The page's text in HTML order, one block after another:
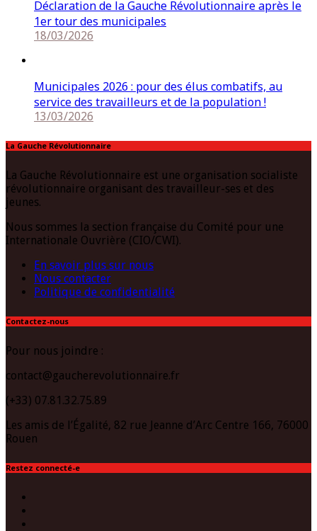
Déclaration de la Gauche Révolutionnaire après le
1er tour des municipales
18/03/2026
Municipales 2026 : pour des élus combatifs, au
service des travailleurs et de la population !
13/03/2026
La Gauche Révolutionnaire
La Gauche Révolutionnaire est une organisation socialiste
révolutionnaire organisant des travailleur-ses et des
jeunes.
Nous sommes la section française du Comité pour une
Internationale Ouvrière (CIO/CWI).
En savoir plus sur nous
Nous contacter
Politique de confidentialité
Contactez-nous
Pour nous joindre :
contact@gaucherevolutionnaire.fr
(+33) 07.81.32.75.89
Les amis de l’Égalité, 82 rue Jeanne d’Arc Centre 166, 76000
Rouen
Restez connecté-e